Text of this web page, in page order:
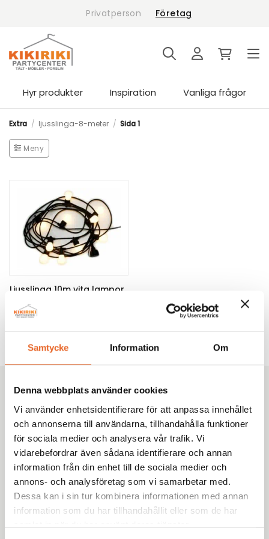
Samtycke Information Om
Denna webbplats använder cookies
Vi använder enhetsidentifierare för att anpassa innehållet
och annonserna till användarna, tillhandahålla funktioner
för sociala medier och analysera vår trafik. Vi
vidarebefordrar även sådana identifierare och annan
information från din enhet till de sociala medier och
annons- och analysföretag som vi samarbetar med.
Dessa kan i sin tur kombinera informationen med annan
information som du har tillhandahållit eller som de har
samlat in när du har använt deras tjänster.
Privatperson Företag
Hyr produkter Inspiration Vanliga frågor
Extra / ljusslinga-8-meter / Sida 1
Meny
Ljusslinga 10m vita lampor
230V 10x4W
298,00kr
Kikiriki Partycenter
Sedan 1993 har vi hjälpt tusentals kunder i Göteborg
med omnejd med uthyrning av tält, möbler och porslin
till fester, bröllop och företagsevent. Tryggt. Proffsigt.
Enkelt.